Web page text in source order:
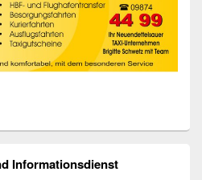
Informationsdienst